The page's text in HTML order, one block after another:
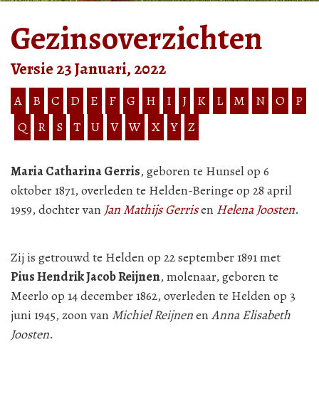
Gezinsoverzichten
Versie 23 Januari, 2022
A B C D E F G H I J K L M N O
P
Q
R S T U V W X Y Z
Maria Catharina Gerris, geboren te Hunsel op 6
oktober 1871, overleden te Helden-Beringe op 28 april
1959, dochter van Jan Mathijs Gerrisen Helena Joosten.
Zij is getrouwd te Helden op 22 september 1891 met
Pius Hendrik Jacob Reijnen, molenaar, geboren te
Meerlo op 14 december 1862, overleden te Helden op 3
juni 1945, zoon van Michiel ReijnenenAnna Elisabeth
Joosten.